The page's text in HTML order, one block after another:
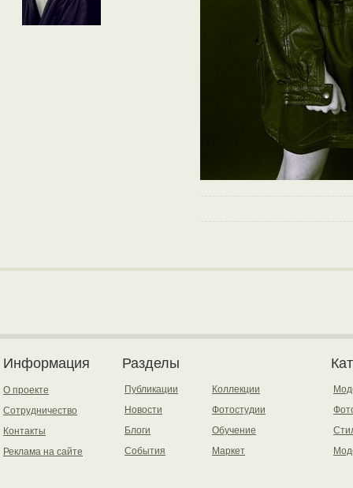
Информация
О проекте
Сотрудничество
Контакты
Реклама на сайте
Разделы
Публикации
Новости
Блоги
События
Коллекции
Фотостудии
Обучение
Маркет